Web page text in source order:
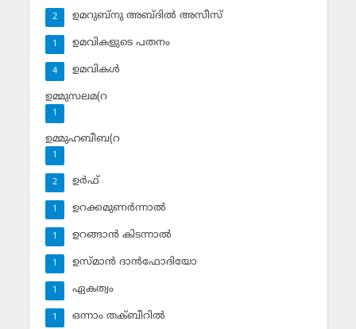
ഉമറുബ്‌നു അബ്ദില്‍ അസീസ്‌
2
ഉമവികളുടെ പതനം
1
ഉമവികള്‍
4
ഉമ്മുസലമ(റ
1
ഉമ്മുഹബീബ(റ
1
ഉര്‍ഫ്
2
ഉറക്കമുണര്‍ന്നാല്‍
1
ഉറങ്ങാന്‍ കിടന്നാല്‍
1
ഉസ്മാന്‍ ദാന്‍ഫോദിയോ
1
ഏകത്വം
1
ഒന്നാം തക്ബീറില്‍
1